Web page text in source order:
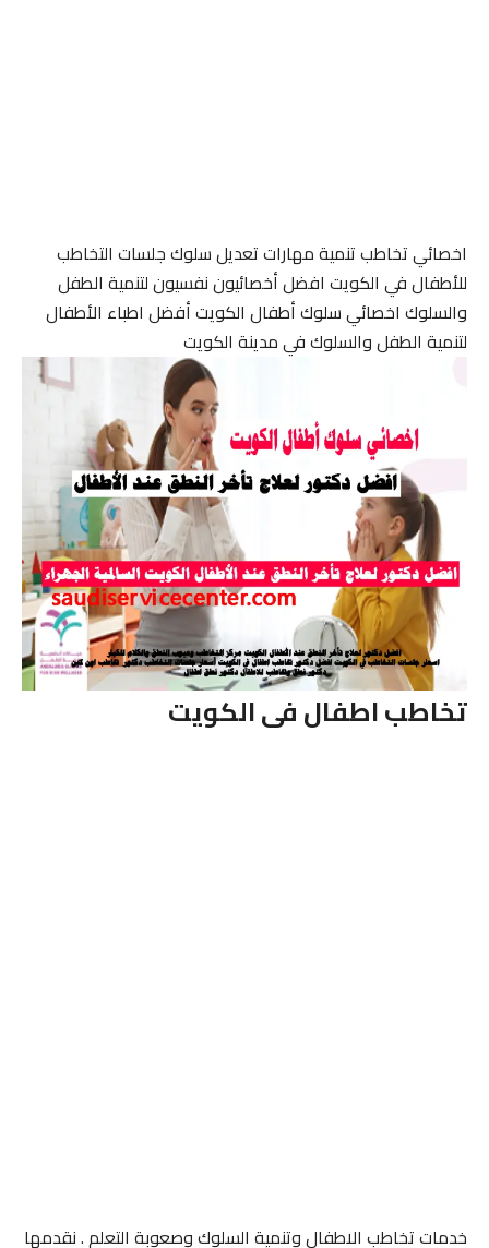
اخصائي تخاطب تنمية مهارات تعديل سلوك جلسات التخاطب
للأطفال في الكويت افضل أخصائيون نفسيون لتنمية الطفل
والسلوك اخصائي سلوك أطفال الكويت أفضل اطباء الأطفال
لتنمية الطفل والسلوك في مدينة الكويت
تخاطب اطفال فى الكويت
خدمات تخاطب الاطفال وتنمية السلوك وصعوبة التعلم . نقدمها